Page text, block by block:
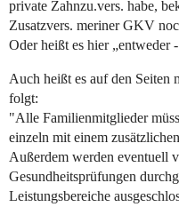
private Zahnzu.vers. habe,
Zusatzvers. meriner GKV
Oder heißt es hier „entweder
Auch heißt es auf den
folgt:
"Alle Familienmitglieder
einzeln mit einem
Außerdem werden eventuell
Gesundheitsprüfungen
Leistungsbereiche